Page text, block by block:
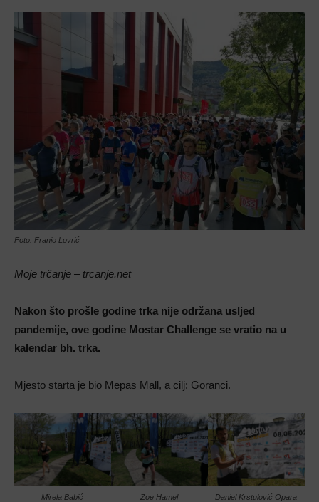
Foto: Franjo Lovrić
Moje trčanje – trcanje.net
Nakon što prošle godine trka nije održana usljed
pandemije, ove godine Mostar Challenge se vratio na u
kalendar bh. trka.
Mjesto starta je bio Mepas Mall, a cilj: Goranci.
Mirela Babić Zoe Hamel Daniel Krstulović Opara